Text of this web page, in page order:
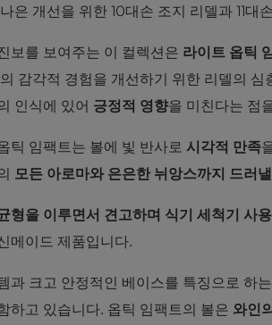
은 개선을 위한 10대손 조지 리델과 11
보를 보여주는 이 컬렉션은 라이트 옵틱
감각적 경험을 개선하기 위한 리델의
인식에 있어 긍정적 영향을 미친다는 점
틱 임팩트는 볼에 빛 반사로 시각적 만족
모든 아로마와 은은한 뉘앙스까지 드러
형을 이루면서 견고하며 식기 세척기 사
메이드 제품입니다.
과 크고 안정적인 베이스를 특징으로 하
하고 있습니다. 옵틱 임팩트의 볼은 와인